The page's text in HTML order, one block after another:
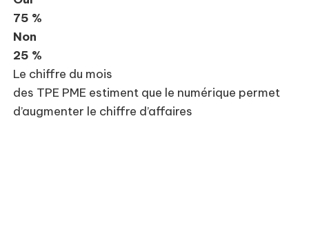
75 %
Non
25 %
Le chiffre du mois
des TPE PME estiment que le numérique permet
d’augmenter le chiffre d’affaires